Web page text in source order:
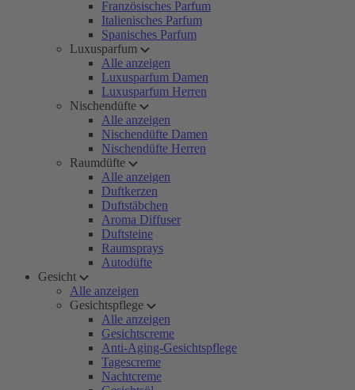
Französisches Parfum
Italienisches Parfum
Spanisches Parfum
Luxusparfum
Alle anzeigen
Luxusparfum Damen
Luxusparfum Herren
Nischendüfte
Alle anzeigen
Nischendüfte Damen
Nischendüfte Herren
Raumdüfte
Alle anzeigen
Duftkerzen
Duftstäbchen
Aroma Diffuser
Duftsteine
Raumsprays
Autodüfte
Gesicht
Alle anzeigen
Gesichtspflege
Alle anzeigen
Gesichtscreme
Anti-Aging-Gesichtspflege
Tagescreme
Nachtcreme